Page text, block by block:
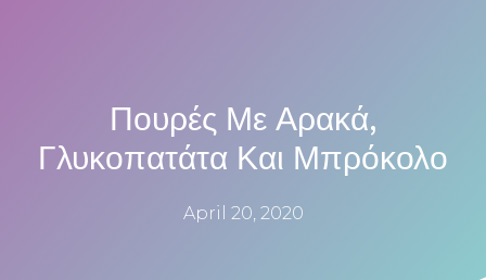
Πουρές Με Αρακά,
Γλυκοπατάτα Και Μπρόκολο
April 20, 2020